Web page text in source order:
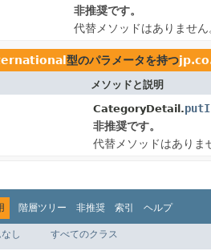
非推奨です。
代替メソッドはありません
型のパラメータを持つ
メソッドと説明
CategoryDetail.
非推奨です。
代替メソッドはありま
階層ツリー 非推奨 索引 ヘルプ
し すべてのクラス